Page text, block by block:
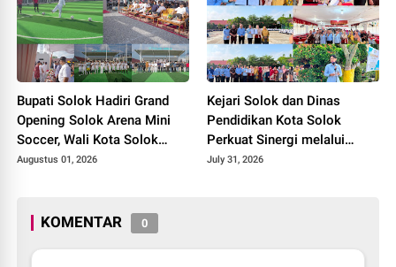
Bupati Solok Hadiri Grand
Opening Solok Arena Mini
Soccer, Wali Kota Solok
Resmikan Fasilitas Olahraga
Augustus 01, 2026
Kejari Solok dan Dinas
Pendidikan Kota Solok
Perkuat Sinergi melalui
Penandatanganan PKS dan
July 31, 2026
KOMENTAR 0